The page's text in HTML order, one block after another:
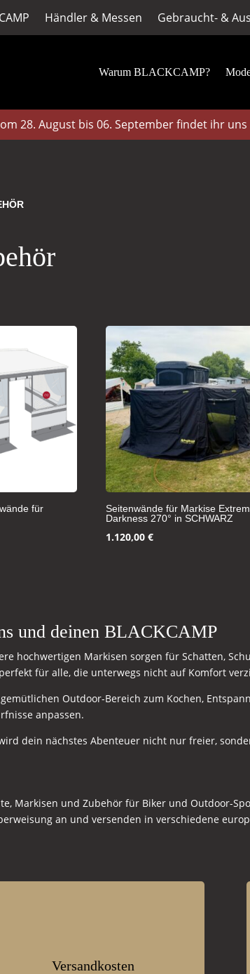
Händler & Messen Gebraucht- &
Warum BLACKCAMP?
28. August bis 06. September findet ihr uns
für
Seitenwände für Markise
Darkness 270° in SCHWARZ
1.120,00€
und deinen BLACKCAMP
hochwertigen Markisen sorgen für Schatten,
für alle, die unterwegs nicht auf Komfort
Outdoor-Bereich zum Kochen,
anpassen.
dein nächstes Abenteuer nicht nur freier,
Markisen und Zubehör für Biker und Outdoor-
an und versenden in verschiedene
Versandkosten